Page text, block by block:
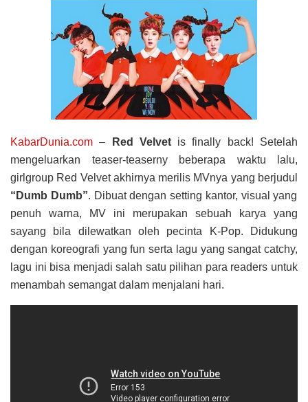
KabarDunia.com – Red Velvetis finally back! Setelah
mengeluarkan teaser-teaserny beberapa waktu lalu,
girlgroup Red Velvet akhirnya merilis MVnya yang berjudul
“Dumb Dumb”. Dibuat dengan setting kantor, visual yang
penuh warna, MV ini merupakan sebuah karya yang
sayang bila dilewatkan oleh pecinta K-Pop. Didukung
dengan koreografi yang fun serta lagu yang sangat catchy,
lagu ini bisa menjadi salah satu pilihan para readers untuk
menambah semangat dalam menjalani hari.